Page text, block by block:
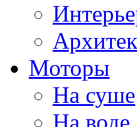
Моторы
На суше